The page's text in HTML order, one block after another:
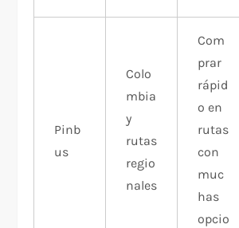
Pinb
us
Colo
mbia
y
rutas
regio
nales
Com
prar
rápid
o en
rutas
con
muc
has
opcio